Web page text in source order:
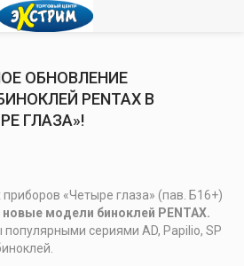
ОБНОВЛЕНИЕ
PENTAX В
ГЛАЗА»!
приборов «Четыре глаза» (пав. Б16+)
новые модели биноклей PENTAX.
сериями AD, Papilio, SP